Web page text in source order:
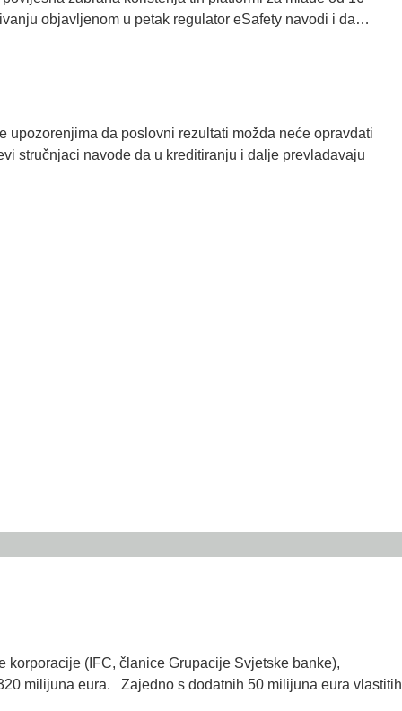
objavljenom u petak regulator eSafety navodi i da…
da poslovni rezultati možda neće opravdati
stručnjaci navode da u kreditiranju i dalje prevladavaju
(IFC, članice Grupacije Svjetske banke),
milijuna eura. Zajedno s dodatnih 50 milijuna eura vlastitih